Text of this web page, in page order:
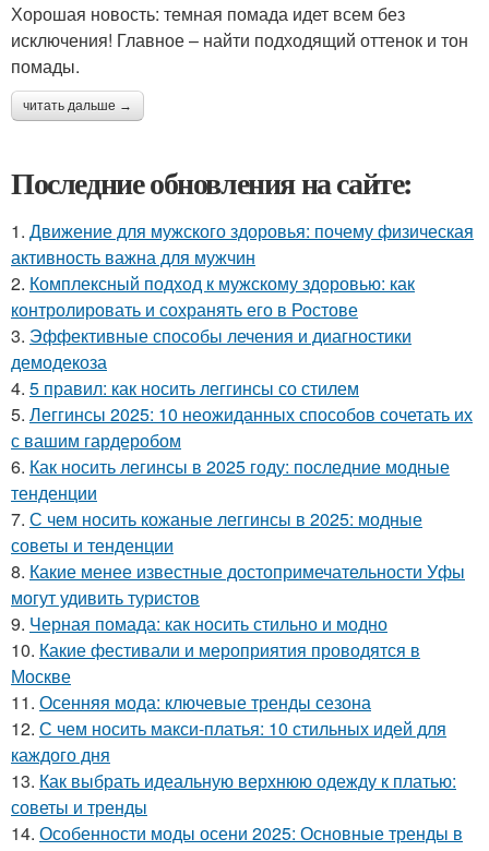
Хорошая новость: темная помада идет всем без
исключения! Главное – найти подходящий оттенок и тон
помады.
читать дальше →
Последние обновления на сайте:
1. Движение для мужского здоровья: почему физическая
активность важна для мужчин
2. Комплексный подход к мужскому здоровью: как
контролировать и сохранять его в Ростове
3. Эффективные способы лечения и диагностики
демодекоза
4. 5 правил: как носить леггинсы со стилем
5. Леггинсы 2025: 10 неожиданных способов сочетать их
с вашим гардеробом
6. Как носить легинсы в 2025 году: последние модные
тенденции
7. С чем носить кожаные леггинсы в 2025: модные
советы и тенденции
8. Какие менее известные достопримечательности Уфы
могут удивить туристов
9. Черная помада: как носить стильно и модно
10. Какие фестивали и мероприятия проводятся в
Москве
11. Осенняя мода: ключевые тренды сезона
12. С чем носить макси-платья: 10 стильных идей для
каждого дня
13. Как выбрать идеальную верхнюю одежду к платью:
советы и тренды
14. Особенности моды осени 2025: Основные тренды в